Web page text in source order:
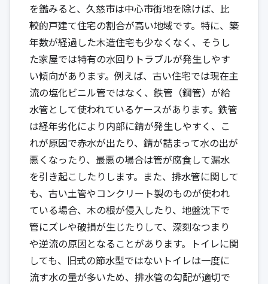
を鑑みると、久慈市は中心市街地を除けば、比
較的戸建て住宅の割合が高い地域です。特に、築
年数が経過した木造住宅も少なくなく、そうし
た家屋では特有の水回りトラブルが発生しやす
い傾向があります。例えば、古い住宅では現在主
流の塩化ビニル管ではなく、鉄管（鋼管）が給
水管として使われているケースがあります。鉄管
は経年劣化により内部に錆が発生しやすく、こ
れが原因で赤水が出たり、錆が詰まって水の出が
悪くなったり、最悪の場合は管が腐食して漏水
を引き起こしたりします。また、排水管に関して
も、古い土管やコンクリート製のものが使われ
ている場合、木の根が侵入したり、地盤沈下で
管にズレや破損が生じたりして、深刻なつまり
や逆流の原因となることがあります。トイレに関
しても、旧式の節水型ではないトイレは一度に
流す水の量が多いため、排水管の勾配が適切で